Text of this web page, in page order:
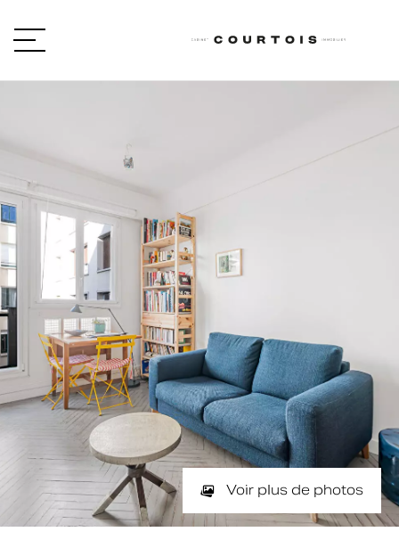
LOCALISATION
TYPE DE BIEN
type de bien
BUDGET
min / max
VOTRE BUDGET
Min Max
Valider
PIÈCES
min / max
NOMBRE DE PIÈCES
Min Max
SURFACE
min / max
SURFACE SOUHAITÉE
Min Max
Voir plus de photos